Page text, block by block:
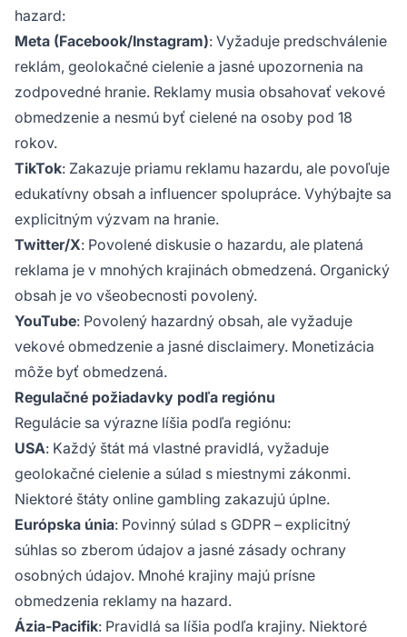
hazard:
Meta (Facebook/Instagram): Vyžaduje predschválenie
reklám, geolokačné cielenie a jasné upozornenia na
zodpovedné hranie. Reklamy musia obsahovať vekové
obmedzenie a nesmú byť cielené na osoby pod 18
rokov.
TikTok: Zakazuje priamu reklamu hazardu, ale povoľuje
edukatívny obsah a influencer spolupráce. Vyhýbajte sa
explicitným výzvam na hranie.
Twitter/X: Povolené diskusie o hazardu, ale platená
reklama je v mnohých krajinách obmedzená. Organický
obsah je vo všeobecnosti povolený.
YouTube: Povolený hazardný obsah, ale vyžaduje
vekové obmedzenie a jasné disclaimery. Monetizácia
môže byť obmedzená.
Regulačné požiadavky podľa regiónu
Regulácie sa výrazne líšia podľa regiónu:
USA: Každý štát má vlastné pravidlá, vyžaduje
geolokačné cielenie a súlad s miestnymi zákonmi.
Niektoré štáty online gambling zakazujú úplne.
Európska únia: Povinný súlad s GDPR – explicitný
súhlas so zberom údajov a jasné zásady ochrany
osobných údajov. Mnohé krajiny majú prísne
obmedzenia reklamy na hazard.
Ázia-Pacifik: Pravidlá sa líšia podľa krajiny. Niektoré